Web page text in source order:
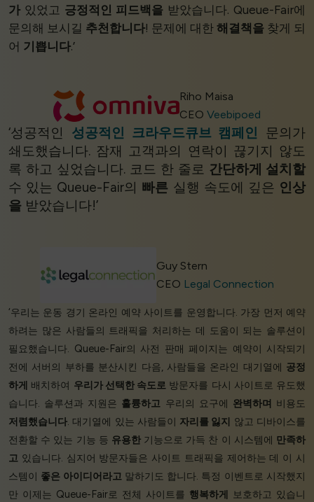
가 있었고 긍정적인 피드백을 받았습니다. Queue-Fair에
문의해 보시길 추천합니다! 문제에 대한해결책을 찾게 되
어 기쁩니다.’
Riho Maisa
CEO Veebipoed
‘성공적인 성공적인 크라우드큐브 캠페인 문의가
쇄도했습니다. 잠재 고객과의 연락이 끊기지 않도
록 하고 싶었습니다. 코드 한 줄로 간단하게 설치할
수 있는 Queue-Fair의 빠른 실행 속도에 깊은 인상
을 받았습니다!’
Guy Stern
CEO Legal Connection
‘우리는 운동 경기 온라인 예약 사이트를 운영합니다. 가장 먼저 예약
하려는 많은 사람들의 트래픽을 처리하는 데 도움이 되는 솔루션이
필요했습니다. Queue-Fair의 사전 판매 페이지는 예약이 시작되기
전에 서버의 부하를 분산시킨 다음, 사람들을 온라인 대기열에 공정
하게 배치하여 우리가 선택한 속도로 방문자를 다시 사이트로 유도했
습니다. 솔루션과 지원은 훌륭하고 우리의 요구에 완벽하며 비용도
저렴했습니다. 대기열에 있는 사람들이 자리를 잃지
않고 디바이스를
전환할 수 있는 기능 등 유용한기능으로 가득 찬 이 시스템에 만족하
고 있습니다. 심지어 방문자들은 사이트 트래픽을 제어하는 데 이 시
스템이 좋은 아이디어라고말하기도 합니다. 특정 이벤트로 시작했지
만 이제는 Queue-Fair로 전체 사이트를 행복하게
보호하고 있습니